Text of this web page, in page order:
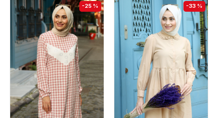
-25 % -33 %